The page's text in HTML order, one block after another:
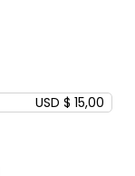
USD $ 15,00